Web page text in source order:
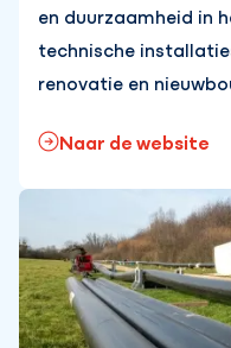
en duurzaamheid in
technische
renovatie en
Naar de website